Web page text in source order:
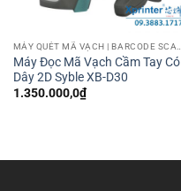
Máy Đọc Mã Vạch Cầm Tay Có
Dây 2D Syble XB-D30
1.350.000,0₫